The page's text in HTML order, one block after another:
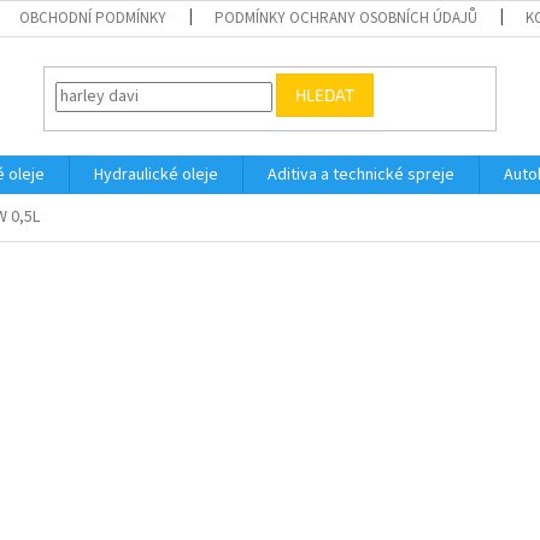
OBCHODNÍ PODMÍNKY PODMÍNKY OCHRANY OSOBNÍCH ÚDAJŮ
HLEDAT
oleje Hydraulické oleje Aditiva a technické spreje
0,5L